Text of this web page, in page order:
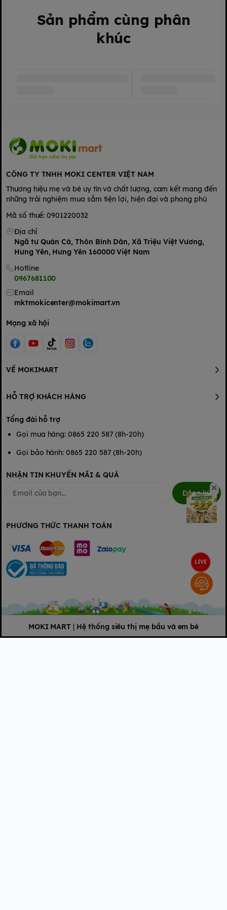
Sản phẩm cùng phân
khúc
CÔNG TY TNHH MOKI CENTER VIỆT NAM
Thương hiệu mẹ và bé uy tín và chất lượng, cam kết mang đến
những trải nghiệm mua sắm tiện lợi, hiện đại và phong phú
Mã số thuế: 0901220032
Địa chỉ
Ngã tư Quán Cà, Thôn Bình Dân, Xã Triệu Việt Vương,
Hưng Yên, Hưng Yên 160000 Việt Nam
Hotline
0967681100
Email
mktmokicenter@mokimart.vn
Mạng xã hội
VỀ MOKIMART
HỖ TRỢ KHÁCH HÀNG
Tổng đài hỗ trợ
Gọi mua hàng: 0865 220 587 (8h-20h)
Gọi bảo hành: 0865 220 587 (8h-20h)
NHẬN TIN KHUYẾN MÃI & QUÀ
Đăng ký
PHƯƠNG THỨC THANH TOÁN
MOKI MART | Hệ thống siêu thị mẹ bầu và em bé
LIVE